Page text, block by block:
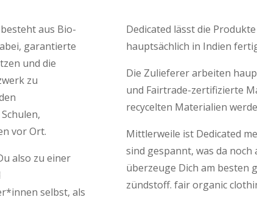
aus Bio-
garantierte
und die
zu
vor Ort.
also zu einer
selbst, als
Dedicated lässt die
hauptsächlich in Indien
Die Zulieferer arbeiten
und Fairtrade-zertifizierte
recycelten Materialien
Mittlerweile ist Dedicated
sind gespannt, was da noch
überzeuge Dich am besten
zündstoff. fair organic